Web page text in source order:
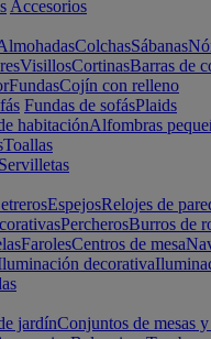
Accesorios
ColchasSábanas
VisillosCortinasBarras de
FundasCojín con relleno
Fundas de sofásPlaids
habitaciónAlfombras
Toallas
Servilletas
EspejosRelojes de
PercherosBurros de
FarolesCentros de mesa
decorativa
jardínConjuntos de mesas